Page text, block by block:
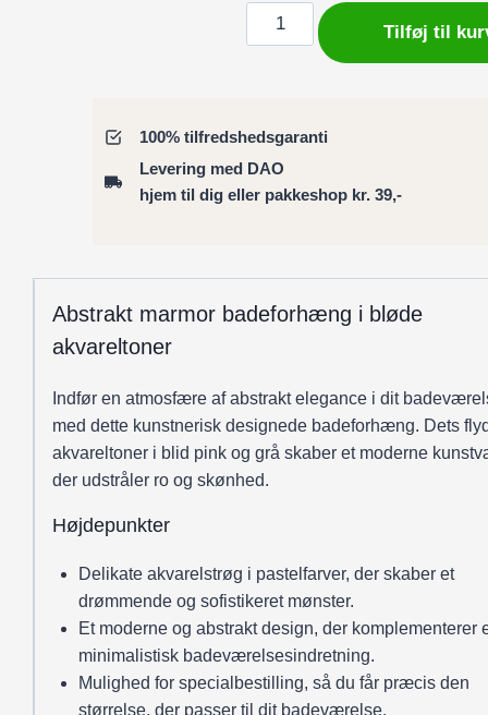
Badeforhæng
/
Bruseforhæng
rosa
og
Tilføj til
100% tilfredshedsgaranti
Levering med DAO
hjem til dig eller pakkeshop kr. 39,-
Abstrakt marmor badeforhæng i bløde
akvareltoner
Indfør en atmosfære af abstrakt elegance i dit
med dette kunstnerisk designede badeforhæng. Dets
akvareltoner i blid pink og grå skaber et moderne
der udstråler ro og skønhed.
Højdepunkter
Delikate akvarelstrøg i pastelfarver, der skaber et
drømmende og sofistikeret mønster.
Et moderne og abstrakt design, der komplementerer
minimalistisk badeværelsesindretning.
Mulighed for specialbestilling, så du får præcis den
størrelse, der passer til dit badeværelse.